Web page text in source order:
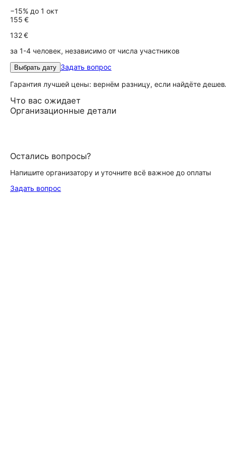
−15% до 1 окт
155 €
132 €
за 1-4 человек, независимо от числа участников
Выбрать дату Задать вопрос
Гарантия лучшей цены: вернём разницу, если найдёте
Что вас ожидает
Организационные детали
Остались вопросы?
Напишите организатору и уточните всё важное до оплаты
Задать вопрос